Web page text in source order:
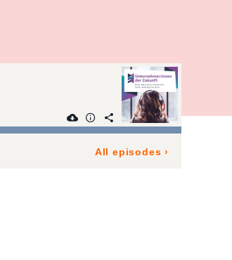
All episodes ›